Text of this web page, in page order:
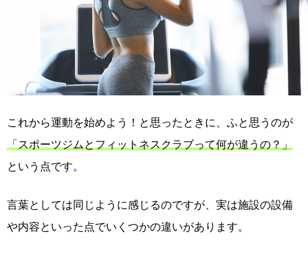
これから運動を始めよう！と思ったときに、ふと思うのが
「スポーツジムとフィットネスクラブって何が違うの？」
という点です。
言葉としては同じように感じるのですが、実は施設の設備
や内容といった点でいくつかの違いがあります。